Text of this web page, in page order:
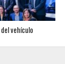
vehículo